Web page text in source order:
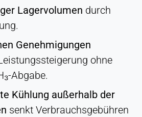
Lagervolumen durch
Genehmigungen
ohne
Abgabe.
Kühlung außerhalb der
senkt Verbrauchsgebühren